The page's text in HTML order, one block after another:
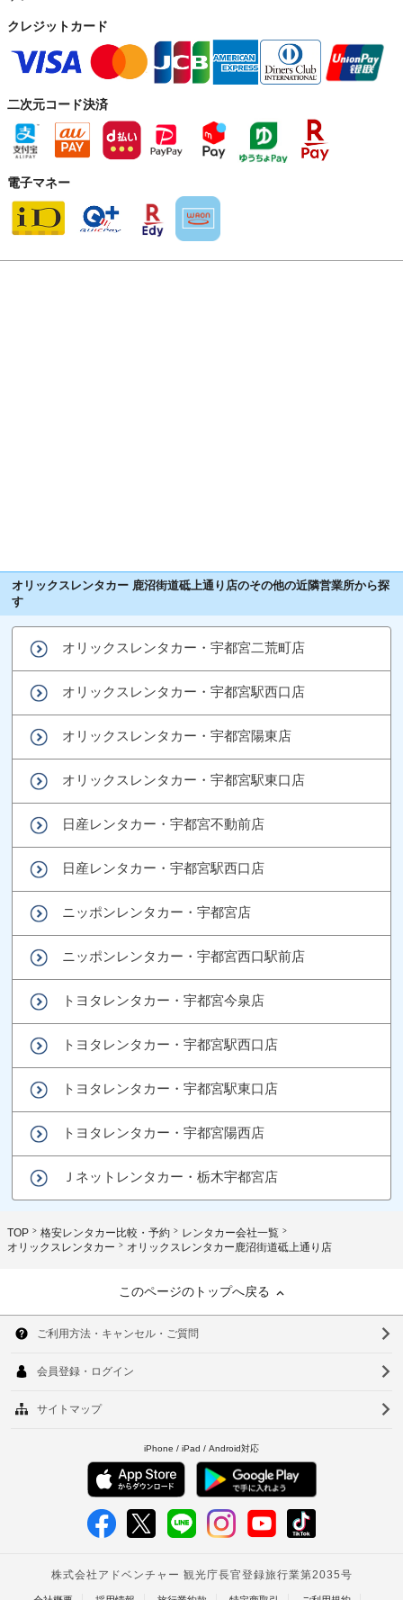
クレジットカード
二次元コード決済
電子マネー
オリックスレンタカー 鹿沼街道砥上通り店のその他の近隣営業所から探
す
オリックスレンタカー・宇都宮二荒町店
オリックスレンタカー・宇都宮駅西口店
オリックスレンタカー・宇都宮陽東店
オリックスレンタカー・宇都宮駅東口店
日産レンタカー・宇都宮不動前店
日産レンタカー・宇都宮駅西口店
ニッポンレンタカー・宇都宮店
ニッポンレンタカー・宇都宮西口駅前店
トヨタレンタカー・宇都宮今泉店
トヨタレンタカー・宇都宮駅西口店
トヨタレンタカー・宇都宮駅東口店
トヨタレンタカー・宇都宮陽西店
Ｊネットレンタカー・栃木宇都宮店
TOP 格安レンタカー比較・予約
レンタカー会社一覧
オリックスレンタカー
オリックスレンタカー鹿沼街道砥上通り店
このページのトップへ戻る